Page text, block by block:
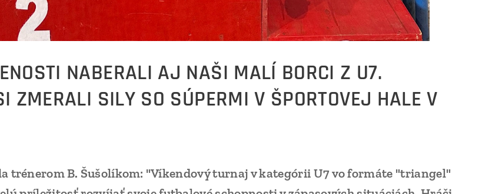
NABERALI AJ NAŠI MALÍ BORCI Z U7.
ZMERALI SILY SO SÚPERMI V ŠPORTOVEJ HALE V
trénerom B. Šušolíkom: "Víkendový turnaj v kategórii U7 vo formáte "triangel"